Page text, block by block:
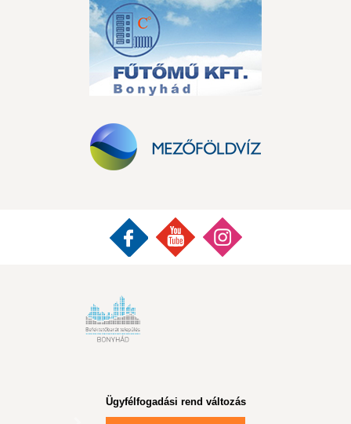
Ügyfélfogadási rend változás